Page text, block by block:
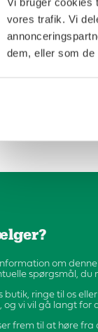
vores trafik. Vi
dem, eller som de
Pris:
om
spørgsmål, du
butik, ringe til os
vi vil gå langt for
frem til at høre fra